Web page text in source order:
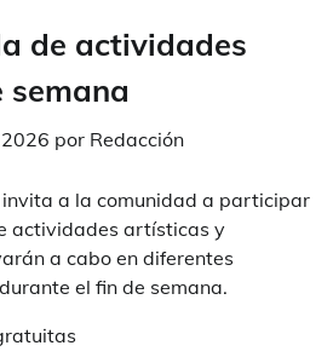
de actividades
semana
por Redacción
invita a la comunidad a participar
actividades artísticas y
a cabo en diferentes
el fin de semana.